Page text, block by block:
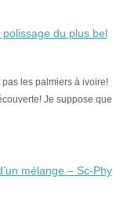
polissage du plus bel
les palmiers à ivoire!
Je suppose que
mélange – Sc-Phy